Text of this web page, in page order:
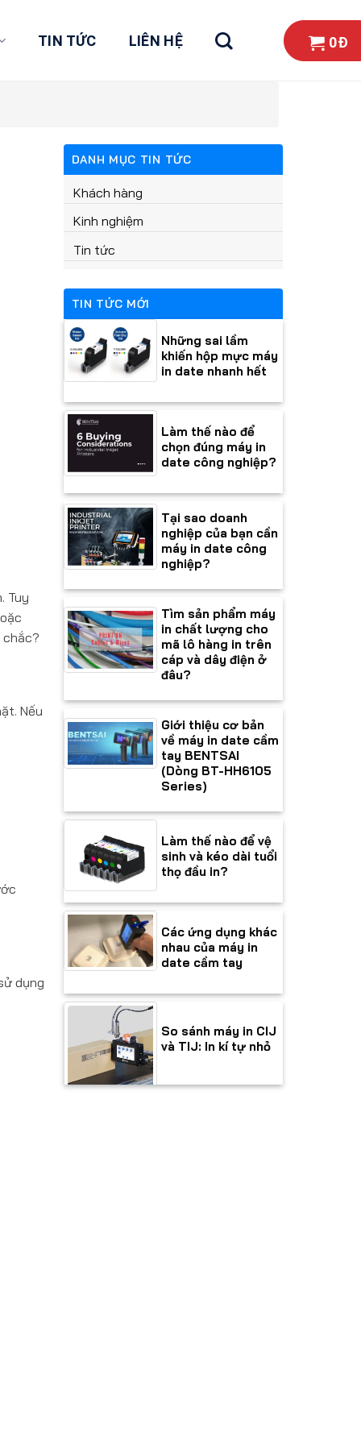
TIN TỨC LIÊN HỆ 0Đ
Tuy
chắc?
Nếu
dụng
DANH MỤC TIN TỨC
Khách hàng
Kinh nghiệm
Tin tức
TIN TỨC MỚI
Những sai lầm
khiến hộp mực máy
in date nhanh hết
Làm thế nào để
chọn đúng máy in
date công nghiệp?
Tại sao doanh
nghiệp của bạn cần
máy in date công
nghiệp?
Tìm sản phẩm máy
in chất lượng cho
mã lô hàng in trên
cáp và dây điện ở
đâu?
Giới thiệu cơ bản
về máy in date cầm
tay BENTSAI
(Dòng BT-HH6105
Series)
Làm thế nào để vệ
sinh và kéo dài tuổi
thọ đầu in?
Các ứng dụng khác
nhau của máy in
date cầm tay
So sánh máy in CIJ
và TIJ: In kí tự nhỏ